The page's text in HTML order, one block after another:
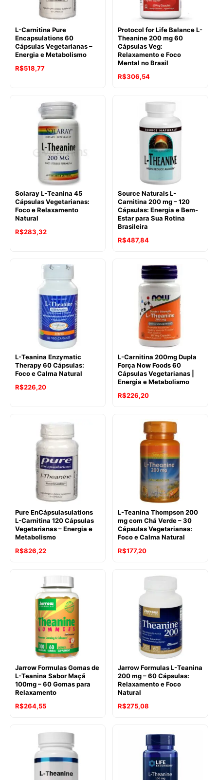
L-Carnitina Pure
Encapsulations 60
Cápsulas Vegetarianas –
Energia e Metabolismo
R$518,77
Protocol for Life Balance L-
Theanine 200 mg 60
Cápsulas Veg:
Relaxamento e Foco
Mental no Brasil
R$306,54
Solaray L-Teanina 45
Cápsulas Vegetarianas:
Foco e Relaxamento
Natural
R$283,32
Source Naturals L-
Carnitina 200 mg – 120
Cápsulas: Energia e Bem-
Estar para Sua Rotina
Brasileira
R$487,84
L-Teanina Enzymatic
Therapy 60 Cápsulas:
Foco e Calma Natural
R$226,20
L-Carnitina 200mg Dupla
Força Now Foods 60
Cápsulas Vegetarianas |
Energia e Metabolismo
R$226,20
Pure EnCápsulasulations
L-Carnitina 120 Cápsulas
Vegetarianas – Energia e
Metabolismo
R$826,22
L-Teanina Thompson 200
mg com Chá Verde – 30
Cápsulas Vegetarianas:
Foco e Calma Natural
R$177,20
Jarrow Formulas Gomas de
L-Teanina Sabor Maçã
100mg – 60 Gomas para
Relaxamento
R$264,55
Jarrow Formulas L-Teanina
200 mg – 60 Cápsulas:
Relaxamento e Foco
Natural
R$275,08